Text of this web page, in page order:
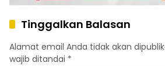
Tinggalkan Balasan
Alamat email Anda tidak akan
wajib ditandai *